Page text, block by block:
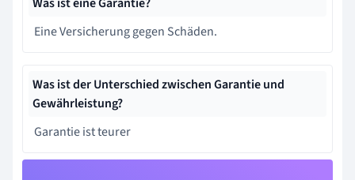
Eine Versicherung gegen Schäden.
Was ist der Unterschied zwischen Garantie und
Gewährleistung?
Garantie ist teurer